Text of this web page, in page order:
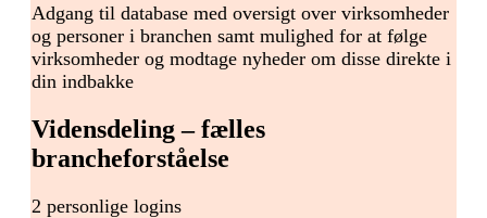
Adgang til database med oversigt over virksomheder
og personer i branchen samt mulighed for at følge
virksomheder og modtage nyheder om disse direkte i
din indbakke
Vidensdeling – fælles
brancheforståelse
2 personlige logins